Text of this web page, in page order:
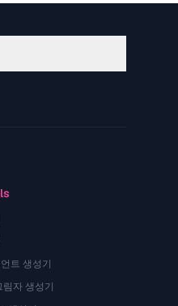
트 생성기
자 생성기